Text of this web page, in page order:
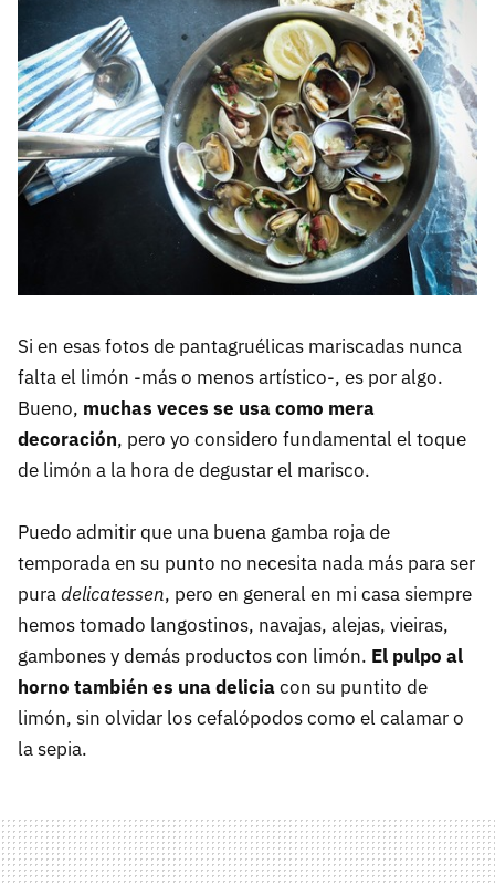
Si en esas fotos de pantagruélicas mariscadas nunca
falta el limón -más o menos artístico-, es por algo.
Bueno, muchas veces se usa como mera
decoración, pero yo considero fundamental el toque
de limón a la hora de degustar el marisco.
Puedo admitir que una buena gamba roja de
temporada en su punto no necesita nada más para ser
puradelicatessen, pero en general en mi casa siempre
hemos tomado langostinos, navajas, alejas, vieiras,
gambones y demás productos con limón. El pulpo al
horno también es una deliciacon su puntito de
limón, sin olvidar los cefalópodos como el calamar o
la sepia.